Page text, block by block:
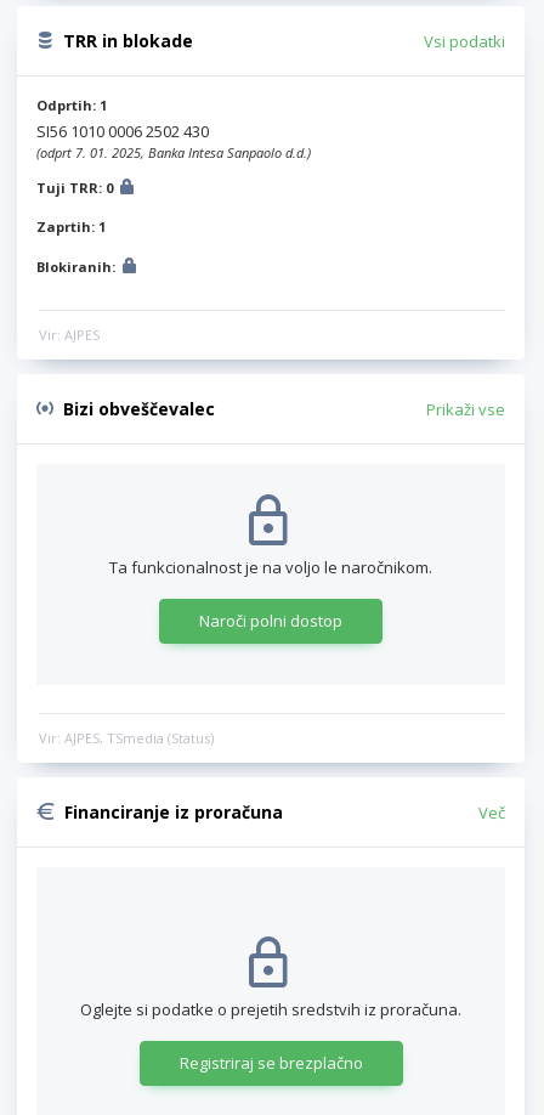
TRR in blokade Vsi podatki
Odprtih: 1
SI56 1010 0006 2502 430
(odprt 7. 01. 2025, Banka Intesa Sanpaolo d.d.)
Tuji TRR: 0
Zaprtih: 1
Blokiranih:
Vir: AJPES
Bizi obveščevalec Prikaži vse
Ta funkcionalnost je na voljo le naročnikom.
Naroči polni dostop
Vir: AJPES, TSmedia (Status)
Financiranje iz proračuna Več
Oglejte si podatke o prejetih sredstvih iz proračuna.
Registriraj se brezplačno